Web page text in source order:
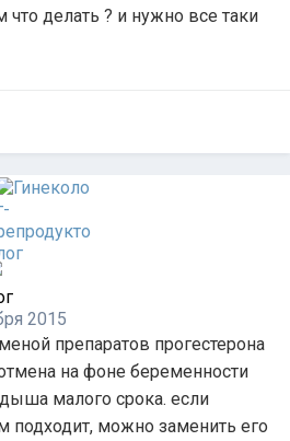
что делать ? и нужно все таки
2015
препаратов прогестерона
на фоне беременности
малого срока. если
подходит, можно заменить его